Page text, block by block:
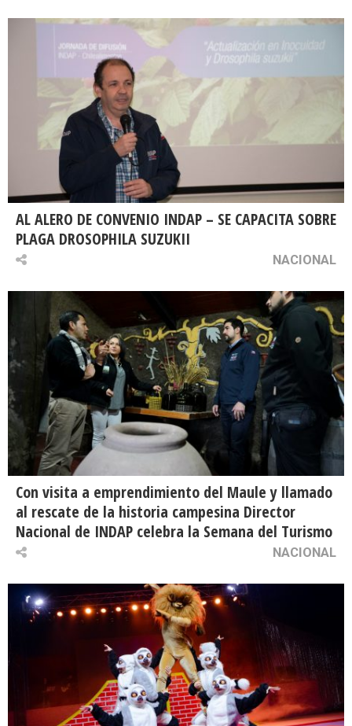
AL ALERO DE CONVENIO INDAP – SE CAPACITA SOBRE
PLAGA DROSOPHILA SUZUKII
NACIONAL
Con visita a emprendimiento del Maule y llamado
al rescate de la historia campesina Director
Nacional de INDAP celebra la Semana del Turismo
NACIONAL